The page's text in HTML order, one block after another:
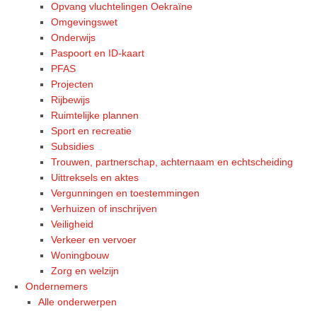
Opvang vluchtelingen Oekraïne
Omgevingswet
Onderwijs
Paspoort en ID-kaart
PFAS
Projecten
Rijbewijs
Ruimtelijke plannen
Sport en recreatie
Subsidies
Trouwen, partnerschap, achternaam en echtscheiding
Uittreksels en aktes
Vergunningen en toestemmingen
Verhuizen of inschrijven
Veiligheid
Verkeer en vervoer
Woningbouw
Zorg en welzijn
Ondernemers
Alle onderwerpen